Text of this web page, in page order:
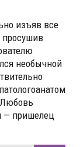
изъяв все
просушив
необычной
— пришелец